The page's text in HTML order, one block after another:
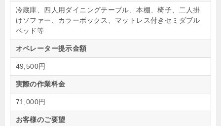
冷蔵庫、四人用ダイニングテーブル、本棚、椅子、二人掛
けソファー、カラーボックス、マットレス付きセミダブル
ベッド等
オペレーター提示金額
49,500円
実際の作業料金
71,000円
お客様のご要望